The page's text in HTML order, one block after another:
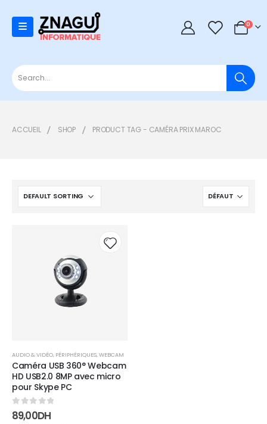
0 0
ACCUEIL SHOP PRODUCT TAG - CAMÉRA PRIX MAROC
AUDIO & VIDÉO, PÉRIPHÉRIQUES,WEBCAM
Caméra USB 360° Webcam
HD USB2.0 8MP avec micro
pour Skype PC
0sur 5
89,00DH